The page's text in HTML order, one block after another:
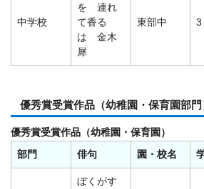
中学校
を 連れ
て香る
は 金木
犀
東部中 3
優秀賞受賞作品（幼稚園・保育園部
優秀賞受賞作品（幼稚園・保育園）
部門
俳句 園・校名
ぼくがす